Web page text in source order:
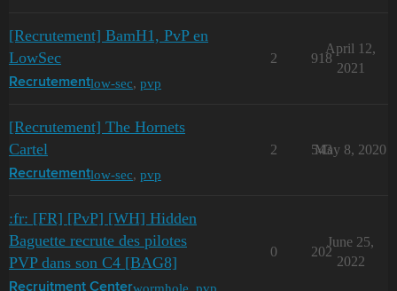
[Recrutement] BamH1, PvP en
LowSec
Recrutementlow-sec, pvp
2 918
April 12,
2021
[Recrutement] The Hornets
Cartel
Recrutementlow-sec, pvp
2 543
May 8, 2020
:fr: [FR] [PvP] [WH] Hidden
Baguette recrute des pilotes
PVP dans son C4 [BAG8]
Recruitment Centerwormhole pvp
0 202
June 25,
2022